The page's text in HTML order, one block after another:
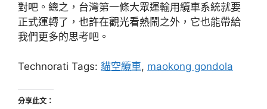
對吧。總之，台灣第一條大眾運輸用纜車系統就要
正式運轉了，也許在觀光看熱鬧之外，它也能帶給
我們更多的思考吧。
Technorati Tags: 貓空纜車, maokong gondola
分享此文：